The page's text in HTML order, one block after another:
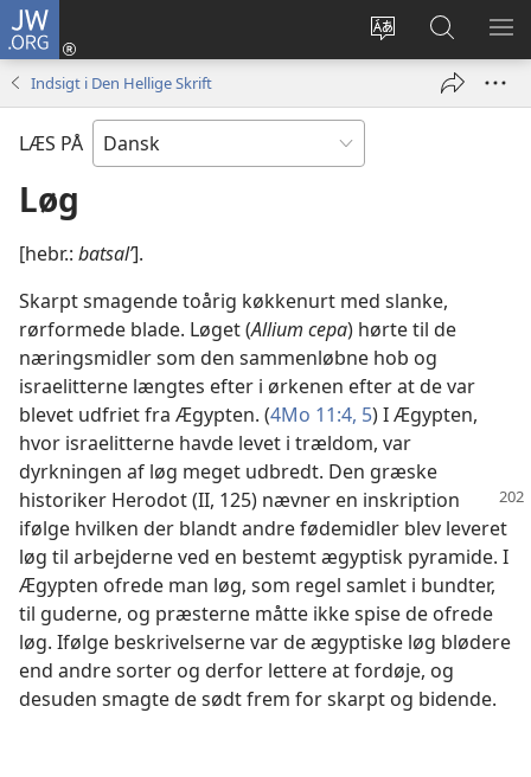
JW.ORG
Vælg
Log
på
vindue)
Søg
på
JW.ORG
VIS
Indsigt i Den Hellige Skrift
LÆS PÅ
Løg
[hebr.: batsalʹ].
Skarpt smagende toårig køkkenurt med slanke,
rørformede blade. Løget (Allium cepa) hørte til de
næringsmidler som den sammenløbne hob og
israelitterne længtes efter i ørkenen efter at de var
blevet udfriet fra Ægypten. (4Mo 11:4, 5) I Ægypten,
hvor israelitterne havde levet i trældom, var
dyrkningen af løg meget udbredt. Den græske
historiker Herodot (II, 125) nævner en inskription
ifølge hvilken der blandt andre fødemidler blev leveret
løg til arbejderne ved en bestemt ægyptisk pyramide. I
Ægypten ofrede man løg, som regel samlet i bundter,
til guderne, og præsterne måtte ikke spise de ofrede
løg. Ifølge beskrivelserne var de ægyptiske løg blødere
end andre sorter og derfor lettere at fordøje, og
desuden smagte de sødt frem for skarpt og bidende.